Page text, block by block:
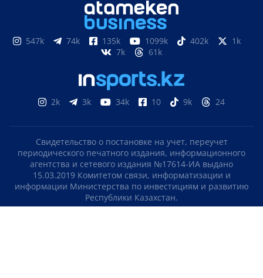
547k 74k 135k 1099k 402k
1k
7k
61k
2k 3k 34k 10 9k 24
Свидетельство о постановке на учет, переучет
периодического печатного издания, информационного
агентства и сетевого издания №17614-ИА выдано
15.03.2019 Комитетом связи, информатизации и
информации Министерства по инвестициям и развитию
Республики Казахстан.